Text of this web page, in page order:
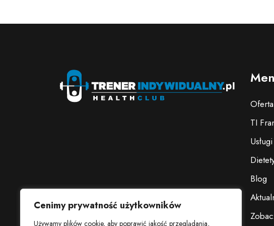
Cenimy prywatność użytkowników
Używamy plików cookie, aby poprawić jakość przeglądania,
TI
Blog